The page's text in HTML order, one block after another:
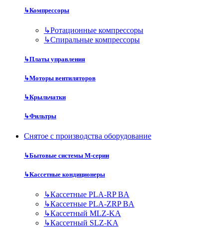
↳Компрессоры
↳Ротационные компрессоры
↳Спиральные компрессоры
↳Платы управления
↳Моторы вентиляторов
↳Крыльчатки
↳Фильтры
Снятое с производства оборудование
↳Бытовые системы M-серии
↳Кассетные кондиционеры
↳Кассетные PLA-RP BA
↳Кассетные PLA-ZRP BA
↳Кассетный MLZ-KA
↳Кассетный SLZ-KA